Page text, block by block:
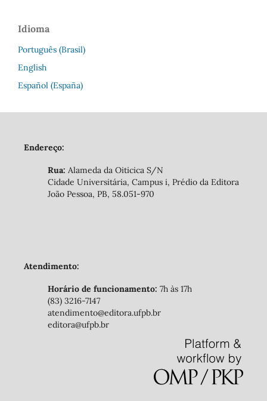
Idioma
Português (Brasil)
English
Español (España)
Endereço:
Rua: Alameda da Oiticica S/N
Cidade Universitária, Campus i, Prédio da Editora
João Pessoa, PB, 58.051-970
Atendimento:
Horário de funcionamento: 7h às 17h
(83) 3216-7147
atendimento@editora.ufpb.br
editora@ufpb.br